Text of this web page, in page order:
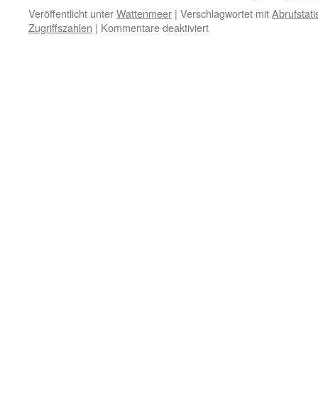
Veröffentlicht unterWattenmeer | Verschlagwortet mit
Zugriffszahlen | Kommentare deaktiviertfür